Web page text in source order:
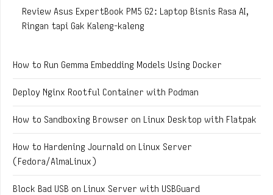
Review Asus ExpertBook PM5 G2: Laptop Bisnis Rasa AI,
Ringan tapi Gak Kaleng-kaleng
How to Run Gemma Embedding Models Using Docker
Deploy Nginx Rootful Container with Podman
How to Sandboxing Browser on Linux Desktop with Flatpak
How to Hardening Journald on Linux Server
(Fedora/AlmaLinux)
Block Bad USB on Linux Server with USBGuard